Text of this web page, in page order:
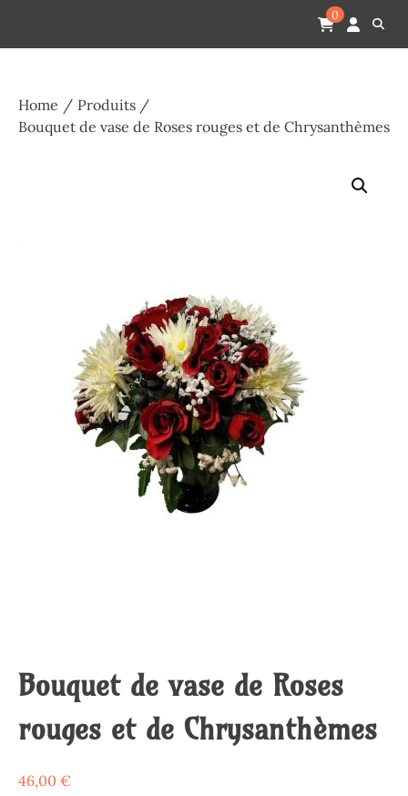
content
Espace Funéraire Michel Gardechaux
0
Home
Produits
Bouquet de vase de Roses rouges et de Chrysanthèmes
Bouquet de vase de Roses
rouges et de Chrysanthèmes
46,00 €